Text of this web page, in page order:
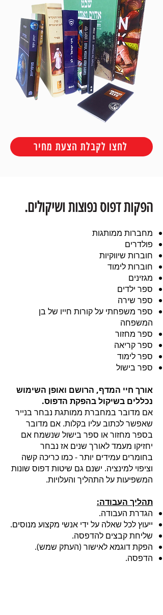
לחצו לקבלת הצעת מחיר
הפקות דפוס נפוצות ושיקולים.
מחברות ממותגות
פולדרים
חוברות שיווקיות
חוברות לימוד
מגזינים
ספר ילדים
ספר שירה
ספר משפחתי על קורות חייו של בן
המשפחה
ספר מחזור
ספר קריאה
ספר לימוד
ספר בישול
אורך חיי המדף, הרושם ואופן השימוש
נכללים בשיקול בהפקת הדפוס.
אם מדובר במחברת ממותגת נבחר בנייר
שאפשר לכתוב עליו בקלות. אם מדובר
בספר מחזור או ספר בישול שנשמח אם
יחזיקו מעמד לאורך שנים אז נבחר
בחומרים עמידים יותר - כמו כריכה קשה
וציפוי למינציה. ישנם גם שיטות דפוס שונות
המשפיעות על התהליך והעלויות.
תהליך העבודה:
הגדרת העבודה.
ייעוץ לכל שאלה על ידי אנשי מקצוע מנוסים.
שליחת קבצים להדפסה.
הפקת דוגמא לאישור (העתק שמש).
הדפסה.